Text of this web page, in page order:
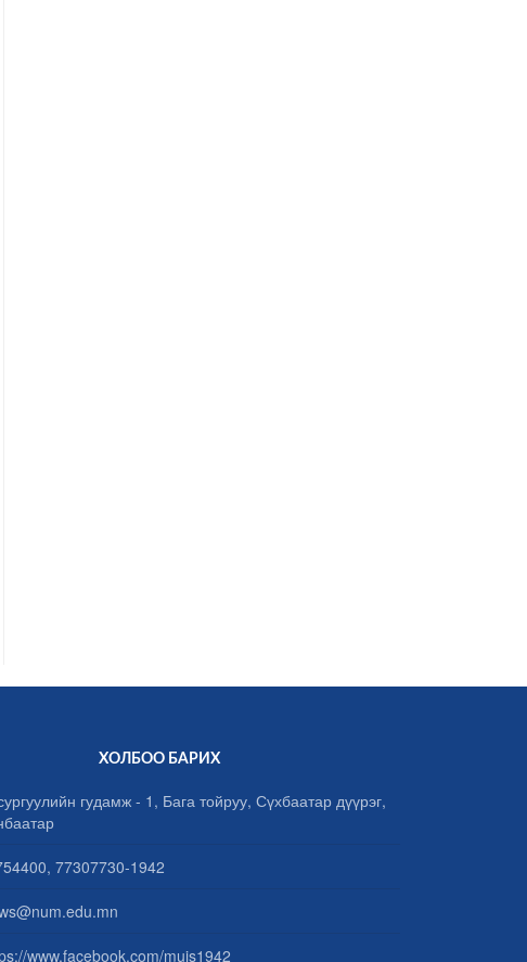
ХОЛБОО БАРИХ
гудамж - 1, Бага тойруу, Сүхбаатар дүүрэг,
77307730-1942
www.facebook.com/muis1942